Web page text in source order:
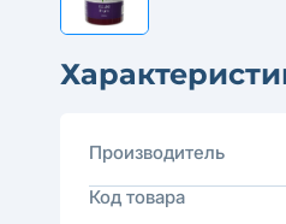
Производитель
Код товара